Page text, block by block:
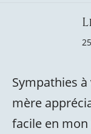
Sympathies
mère
facile en